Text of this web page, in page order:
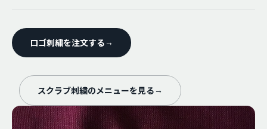
ロゴ刺繍を注文する →
スクラブ刺繍のメニューを見る →